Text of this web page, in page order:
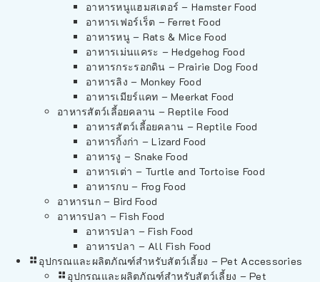
อาหารหนูแฮมสเตอร์ – Hamster Food
อาหารเฟอร์เร็ต – Ferret Food
อาหารหนู – Rats & Mice Food
อาหารเม่นแคระ – Hedgehog Food
อาหารกระรอกดิน – Prairie Dog Food
อาหารลิง – Monkey Food
อาหารเมียร์แคท – Meerkat Food
อาหารสัตว์เลี้อยคลาน – Reptile Food
อาหารสัตว์เลี้อยคลาน – Reptile Food
อาหารกิ้งก่า – Lizard Food
อาหารงู – Snake Food
อาหารเต่า – Turtle and Tortoise Food
อาหารกบ – Frog Food
อาหารนก – Bird Food
อาหารปลา – Fish Food
อาหารปลา – Fish Food
อาหารปลา – All Fish Food
อุปกรณและผลิตภัณฑ์สำหรับสัตว์เลี้ยง – Pet Accessories
อุปกรณและผลิตภัณฑ์สำหรับสัตว์เลี้ยง – Pet